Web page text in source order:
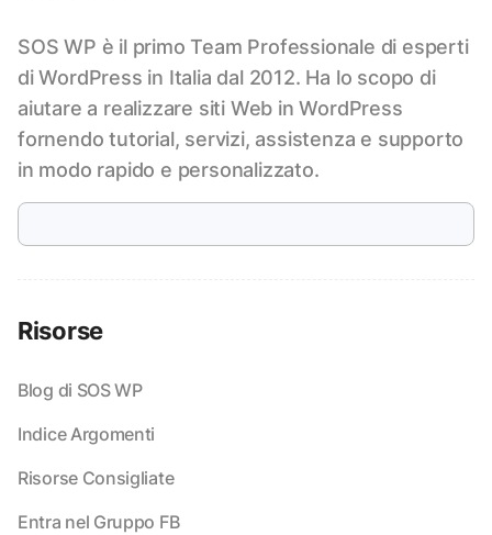
SOS WP è il primo Team Professionale di esperti
di WordPress in Italia dal 2012. Ha lo scopo di
aiutare a realizzare siti Web in WordPress
fornendo tutorial, servizi, assistenza e supporto
in modo rapido e personalizzato.
Risorse
Blog di SOS WP
Indice Argomenti
Risorse Consigliate
Entra nel Gruppo FB